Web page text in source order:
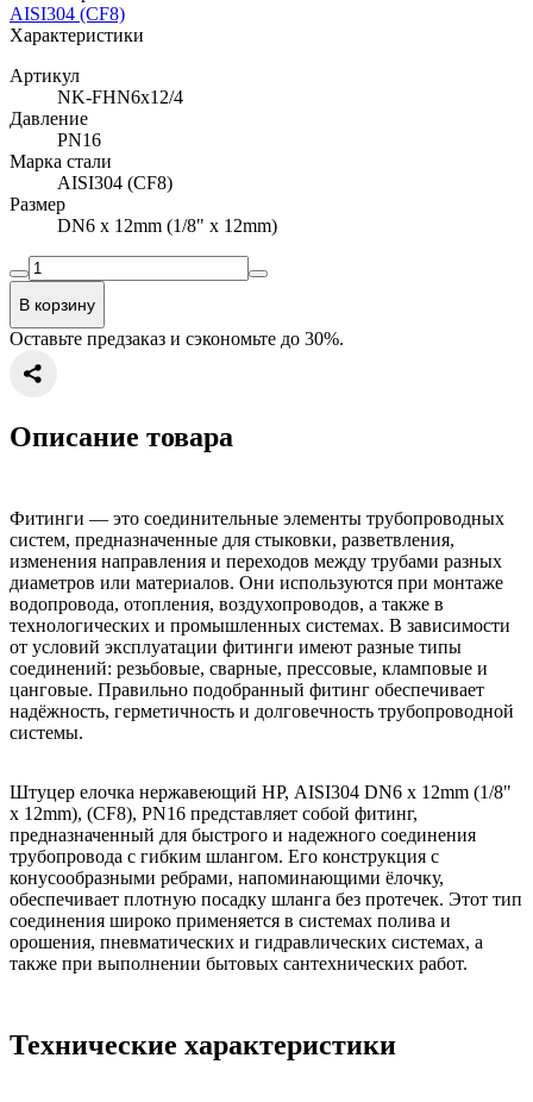
AISI304 (CF8)
Характеристики
Артикул
NK-FHN6x12/4
Давление
PN16
Марка стали
AISI304 (CF8)
Размер
DN6 x 12mm (1/8" x 12mm)
В корзину
Оставьте предзаказ и сэкономьте до 30%.
Описание товара
Штуцер елочка нержавеющий НР, AISI304 DN6 x 12mm (1/8"
x 12mm), (CF8), PN16 представляет собой фитинг,
предназначенный для быстрого и надежного соединения
трубопровода с гибким шлангом. Его конструкция с
конусообразными ребрами, напоминающими ёлочку,
обеспечивает плотную посадку шланга без протечек. Этот тип
соединения широко применяется в системах полива и
орошения, пневматических и гидравлических системах, а
также при выполнении бытовых сантехнических работ.
Фитинги — это соединительные элементы трубопроводных
систем, предназначенные для стыковки, разветвления,
изменения направления и переходов между трубами разных
диаметров или материалов. Они используются при монтаже
водопровода, отопления, воздухопроводов, а также в
технологических и промышленных системах. В зависимости
от условий эксплуатации фитинги имеют разные типы
соединений: резьбовые, сварные, прессовые, кламповые и
цанговые. Правильно подобранный фитинг обеспечивает
надёжность, герметичность и долговечность трубопроводной
системы.
Технические характеристики